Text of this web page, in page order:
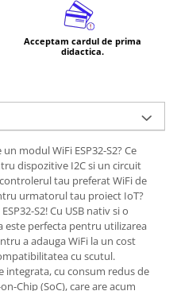
Acceptam cardul de prima
didactica.
modul WiFi ESP32-S2? Ce
dispozitive I2C si un circuit
tau preferat WiFi de
urmatorul tau proiect IoT?
S2! Cu USB nativ si o
este perfecta pentru utilizarea
a adauga WiFi la un cost
cu scutul.
integrata, cu consum redus de
Chip (SoC), care are acum